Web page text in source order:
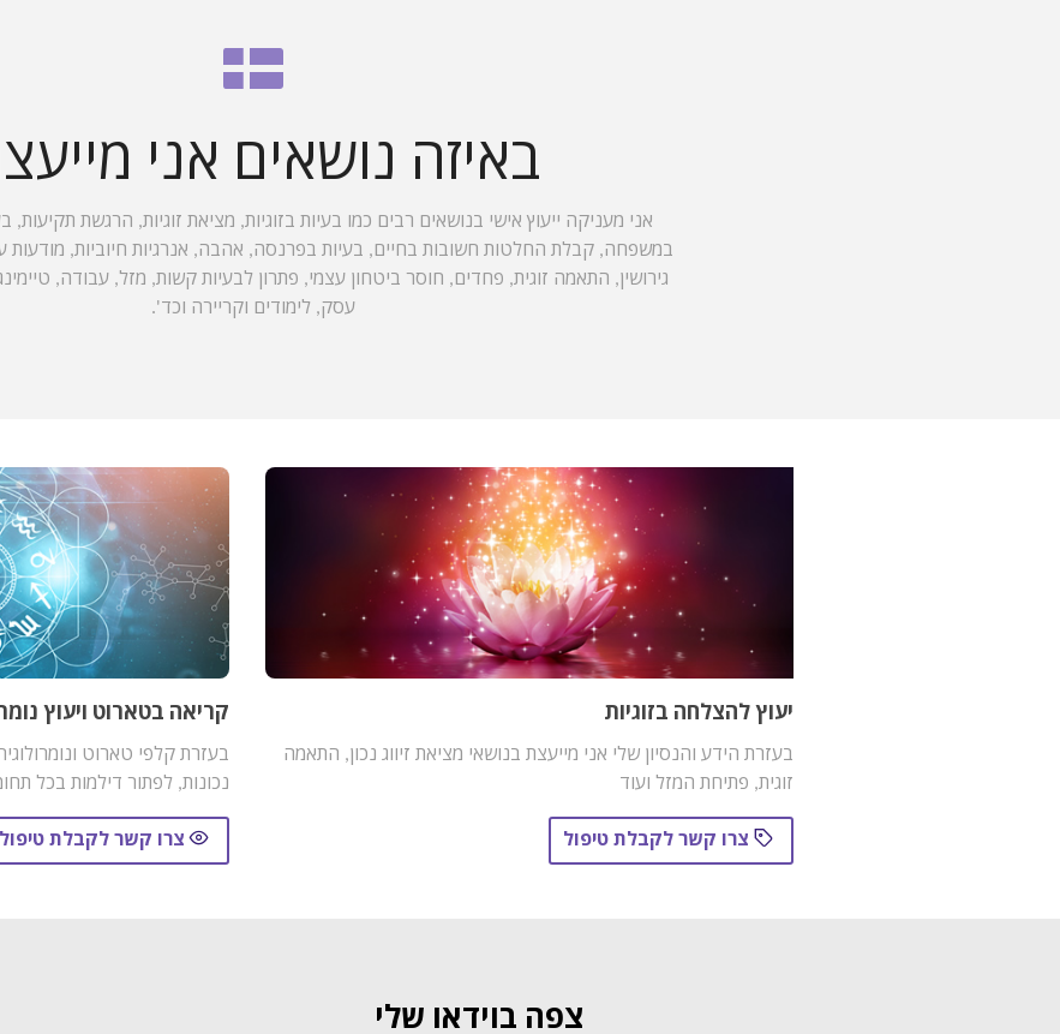
באיזה נושאים אני
אני מעניקה ייעוץ אישי בנושאים רבים כמו בעיות בזוגיות, מציאת זוגיות, הרגשת תקיעות,
במשפחה, קבלת החלטות חשובות בחיים, בעיות בפרנסה, אהבה, אנרגיות חיוביות, מודעות
גירושין, התאמה זוגית, פחדים, חוסר ביטחון עצמי, פתרון לבעיות קשות, מזל, עבודה,
עסק, לימודים וקריירה וכד'.
קריאה בטארוט ויעוץ
בעזרת קלפי טארוט
נכונות, לפתור דילמות בכל
צרו קשר לקבלת טיפול
יעוץ להצלחה בזוגיות
בעזרת הידע והנסיון שלי אני מייעצת בנושאי מציאת זיווג נכון, התאמה
זוגית, פתיחת המזל ועוד
צרו קשר לקבלת טיפול
צפה בוידאו שלי